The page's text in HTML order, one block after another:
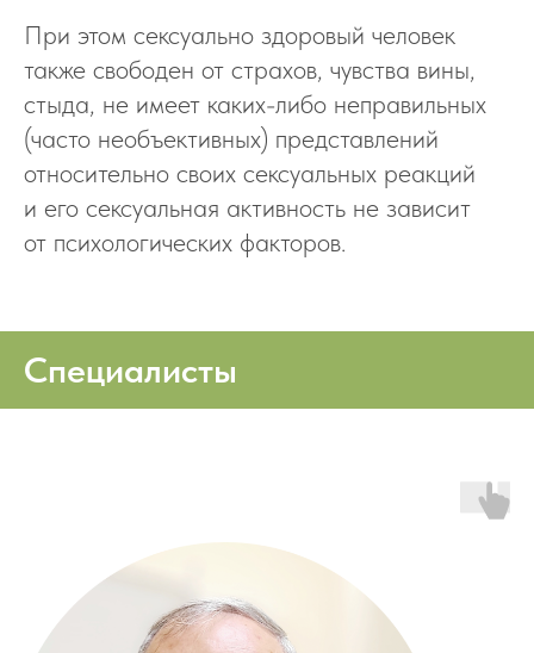
При этом сексуально здоровый человек
также свободен от страхов, чувства вины,
стыда, не имеет каких-либо неправильных
(часто необъективных) представлений
относительно своих сексуальных реакций
и его сексуальная активность не зависит
от психологических факторов.
Специалисты